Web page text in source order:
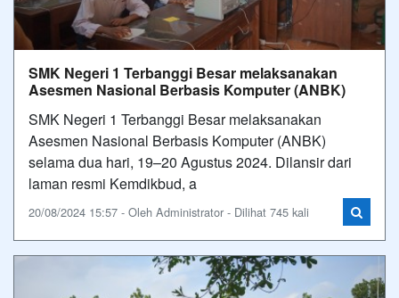
SMK Negeri 1 Terbanggi Besar melaksanakan
Asesmen Nasional Berbasis Komputer (ANBK)
SMK Negeri 1 Terbanggi Besar melaksanakan
Asesmen Nasional Berbasis Komputer (ANBK)
selama dua hari, 19–20 Agustus 2024. Dilansir dari
laman resmi Kemdikbud, a
20/08/2024 15:57 - Oleh Administrator - Dilihat 745 kali